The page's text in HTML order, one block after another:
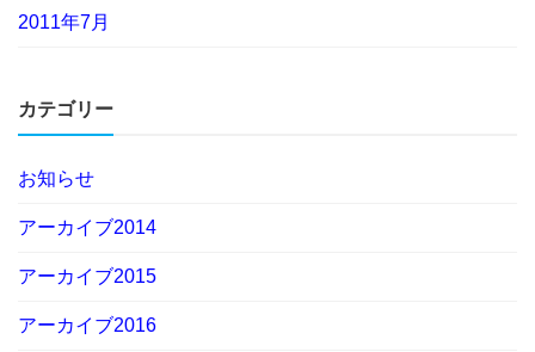
2011年7月
カテゴリー
お知らせ
アーカイブ2014
アーカイブ2015
アーカイブ2016